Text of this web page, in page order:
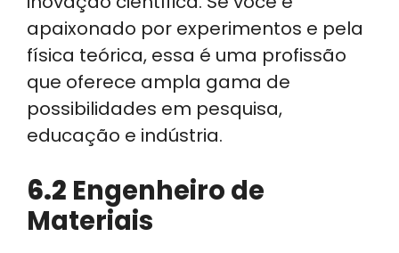
apaixonado por experimentos e pela
física teórica, essa é uma profissão
que oferece ampla gama de
possibilidades em pesquisa,
educação e indústria.
6.2 Engenheiro de
Materiais